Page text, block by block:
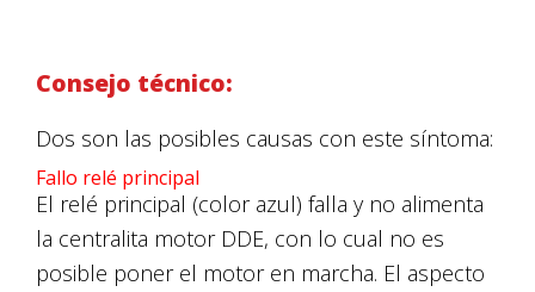
Consejo técnico:
Dos son las posibles causas con este síntoma:
Fallo relé principal
El relé principal (color azul) falla y no alimenta
la centralita motor DDE, con lo cual no es
posible poner el motor en marcha. El aspecto